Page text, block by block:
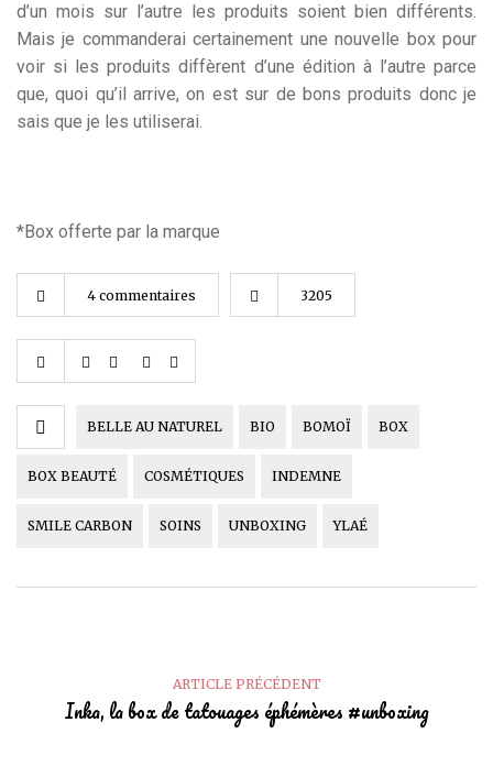
d’un mois sur l’autre les produits soient bien différents.
Mais je commanderai certainement une nouvelle box pour
voir si les produits diffèrent d’une édition à l’autre parce
que, quoi qu’il arrive, on est sur de bons produits donc je
sais que je les utiliserai.
*Box offerte par la marque
4 commentaires 3205
BELLE AU NATUREL BIO BOMOÏ BOX
BOX BEAUTÉ COSMÉTIQUES INDEMNE
SMILE CARBON SOINS UNBOXING YLAÉ
ARTICLE PRÉCÉDENT
Inka, la box de tatouages éphémères #unboxing